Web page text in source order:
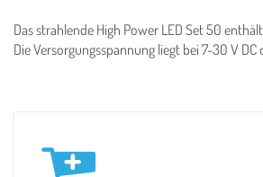
Das strahlende High Power LED Set 50
Die Versorgungsspannung liegt bei 7-30 V DC